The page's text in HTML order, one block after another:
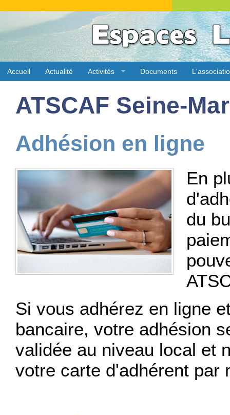
Accueil Actualité Activités Documents
ATSCAF Seine-
Adhésion en ligne
En
du
Si vous adhérez en ligne
bancaire, votre adhésion
validée au niveau local et
votre carte d'adhérent par